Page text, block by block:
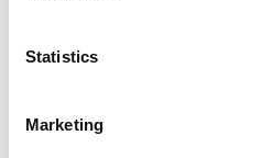
Statistics
Marketing